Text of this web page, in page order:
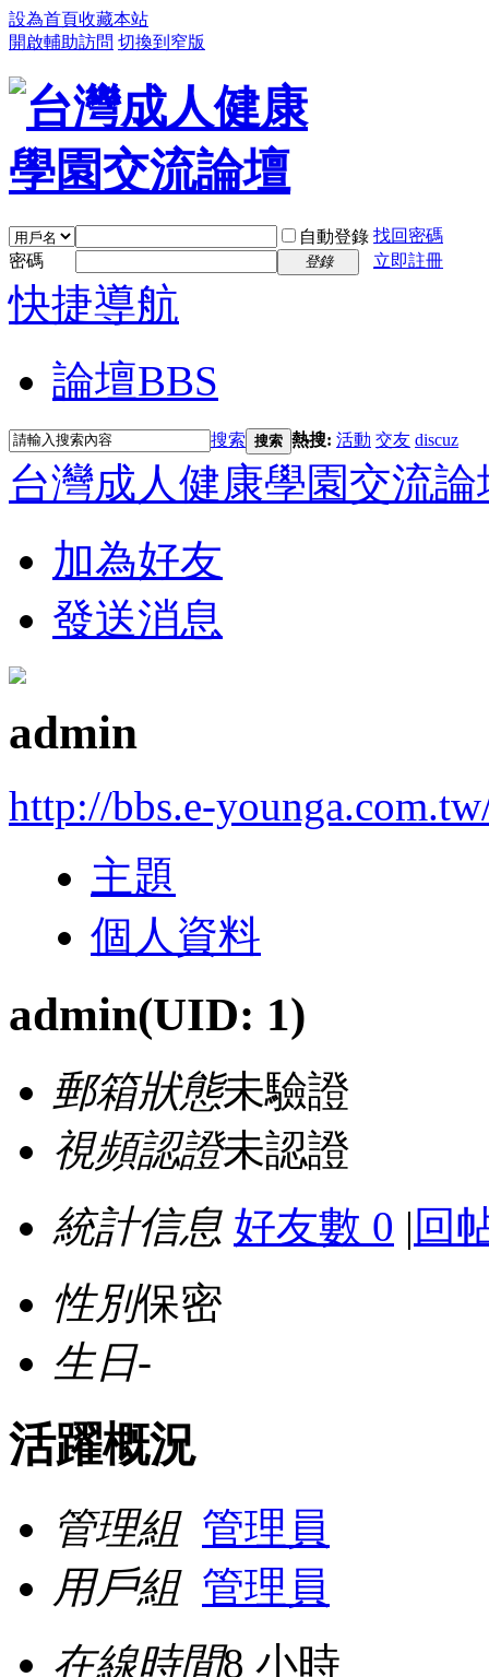
設為首頁收藏本站
開啟輔助訪問 切換到窄版
自動登錄 找回密碼
密碼
登錄 立即註冊
快捷導航
論壇BBS
搜索 搜索 熱搜: 活動 交友 discuz
台灣成人健康學園交流論
加為好友
發送消息
admin
http://bbs.e-
主題
個人資料
admin(UID: 1)
郵箱狀態未驗證
視頻認證未認證
統計信息 好友數 0 | 回
性別保密
生日-
活躍概況
管理組 管理員
用戶組 管理員
在線時間8 小時